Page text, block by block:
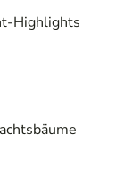
Highlights